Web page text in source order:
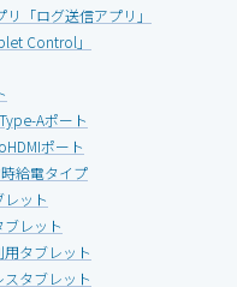
「ログ送信アプリ」
Control」
Aポート
ポート
給電タイプ
ット
レット
タブレット
タブレット